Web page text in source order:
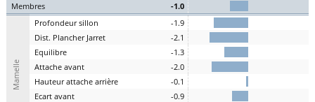
Membres -1.0
Mamelle
Profondeursillon
-1.9
Dist. Plancher Jarret
-2.1
Equilibre
-1.3
Attache avant
-2.0
Hauteurattache arrière
-0.1
Ecart avant
-0.9